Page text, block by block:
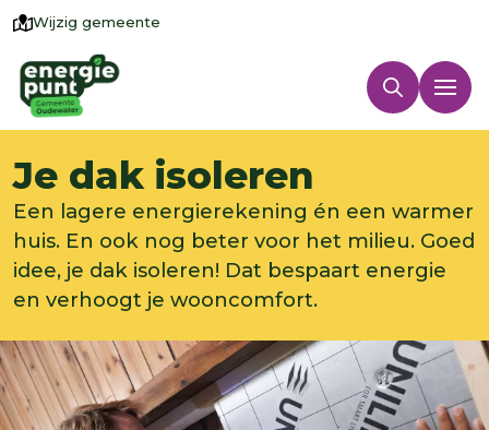
Wijzig gemeente
Je dak isoleren
Een lagere energierekening én een warmer
huis. En ook nog beter voor het milieu. Goed
idee, je dak isoleren! Dat bespaart energie
en verhoogt je wooncomfort.